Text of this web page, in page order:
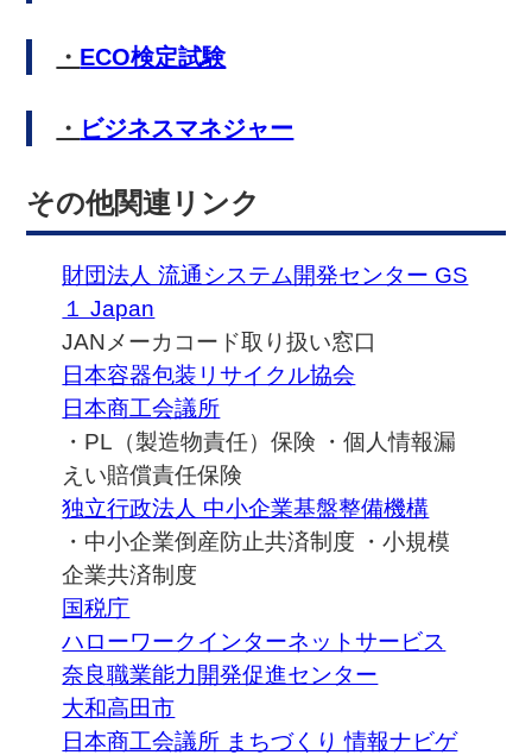
・ ECO検定試験
・ ビジネスマネジャー
その他関連リンク
財団法人 流通システム開発センター GS
１ Japan
JANメーカコード取り扱い窓口
日本容器包装リサイクル協会
日本商工会議所
・PL（製造物責任）保険
・個人情報漏
えい賠償責任保険
独立行政法人 中小企業基盤整備機構
・中小企業倒産防止共済制度
・小規模
企業共済制度
国税庁
ハローワークインターネットサービス
奈良職業能力開発促進センター
大和高田市
日本商工会議所 まちづくり 情報ナビゲ